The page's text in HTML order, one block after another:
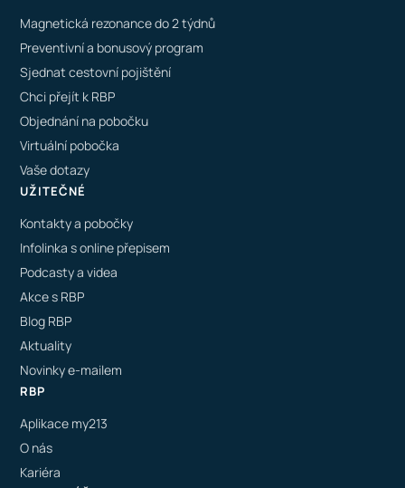
Magnetická rezonance do 2 týdnů
Preventivní a bonusový program
Sjednat cestovní pojištění
Chci přejít k RBP
Objednání na pobočku
Virtuální pobočka
Vaše dotazy
UŽITEČNÉ
Kontakty a pobočky
Infolinka s online přepisem
Podcasty a videa
Akce s RBP
Blog RBP
Aktuality
Novinky e-mailem
RBP
Aplikace my213
O nás
Kariéra